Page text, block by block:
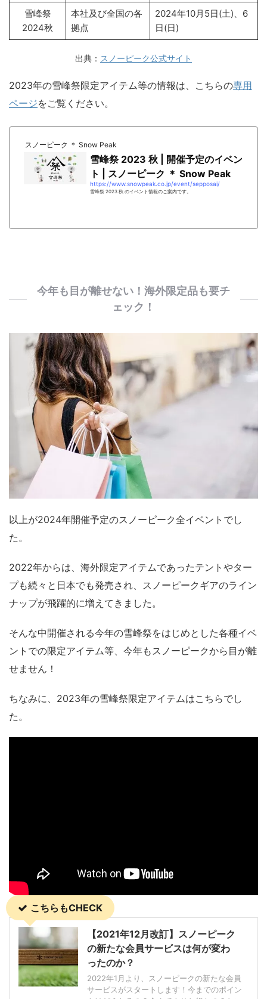
雪峰祭
2024秋
本社及び全国の各
拠点
2024年10月5日(土)、6
日(日)
出典： スノーピーク公式サイト
2023年の雪峰祭限定アイテム等の情報は、こちらの専用
ページをご覧ください。
スノーピーク ＊ Snow Peak
雪峰祭 2023 秋 | 開催予定のイベン
ト | スノーピーク ＊ Snow Peak
https://www.snowpeak.co.jp/event/sepposai/
雪峰祭 2023 秋 のイベント情報のご案内です。
今年も目が離せない！海外限定品も要チ
ェック！
以上が2024年開催予定のスノーピーク全イベントでし
た。
2022年からは、海外限定アイテムであったテントやター
プも続々と日本でも発売され、スノーピークギアのライン
ナップが飛躍的に増えてきました。
そんな中開催される今年の雪峰祭をはじめとした各種イベ
ントでの限定アイテム等、今年もスノーピークから目が離
せません！
ちなみに、2023年の雪峰祭限定アイテムはこちらでし
た。
こちらもCHECK
【2021年12月改訂】スノーピーク
の新たな会員サービスは何が変わ
ったのか？
2022年1月より、スノーピークの新たな会員
サービスがスタートします！今までのポイン